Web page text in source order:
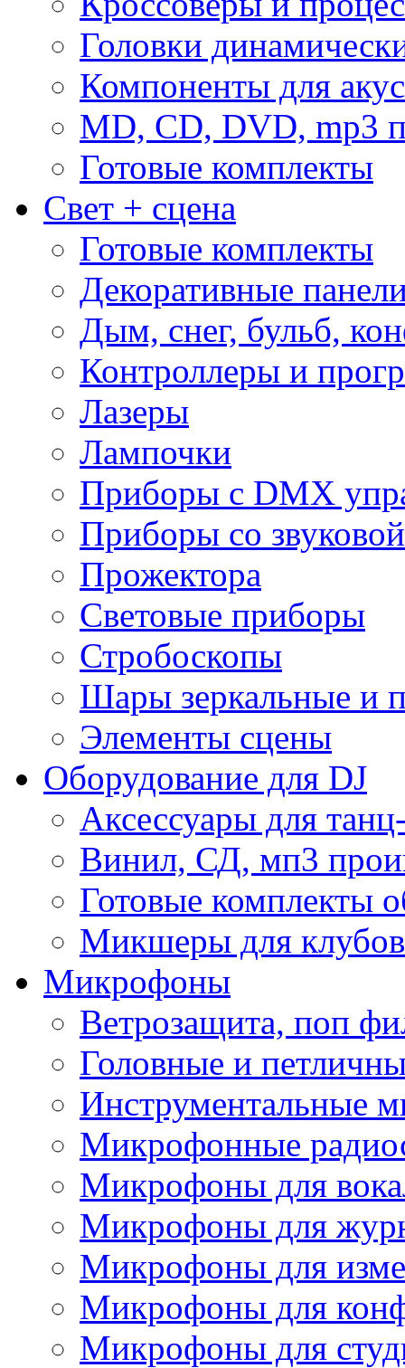
Головки
Компоненты для
MD, CD, DVD, mp3
Готовые комплекты
Свет + сцена
Готовые комплекты
Декоративные
Дым, снег, бульб,
Контроллеры и
Лазеры
Лампочки
Приборы с DMX
Приборы со
Прожектора
Световые приборы
Стробоскопы
Шары зеркальные и
Элементы сцены
Оборудование для DJ
Аксессуары для
Винил, СД, мп3
Готовые комплекты
Микшеры для клубов
Микрофоны
Ветрозащита, поп
Головные и
Инструментальные
Микрофонные
Микрофоны для
Микрофоны для
Микрофоны для
Микрофоны для
Микрофоны для